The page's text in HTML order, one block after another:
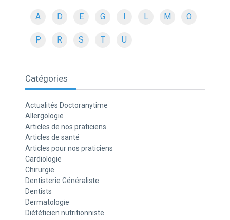
A D E G L M O
P R S T U
Catégories
Actualités Doctoranytime
Allergologie
Articles de nos praticiens
Articles de santé
Articles pour nos praticiens
Cardiologie
Chirurgie
Dentisterie Généraliste
Dentists
Dermatologie
Diététicien nutritionniste